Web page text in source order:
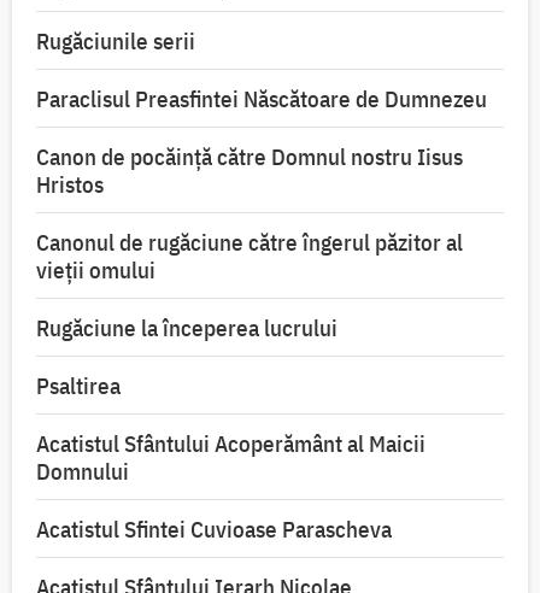
Rugăciunile serii
Paraclisul Preasfintei Născătoare de Dumnezeu
Canon de pocăință către Domnul nostru Iisus
Hristos
Canonul de rugăciune către îngerul păzitor al
vieții omului
Rugăciune la începerea lucrului
Psaltirea
Acatistul Sfântului Acoperământ al Maicii
Domnului
Acatistul Sfintei Cuvioase Parascheva
Acatistul Sfântului Ierarh Nicolae